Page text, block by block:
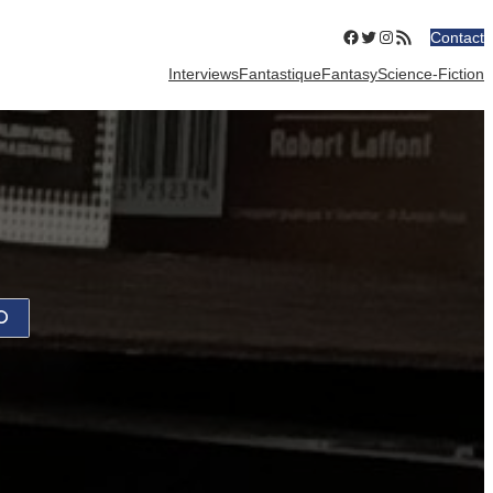
Facebook
Twitter
Instagram
Flux RSSContact
InterviewsFantastiqueFantasyScience-Fiction